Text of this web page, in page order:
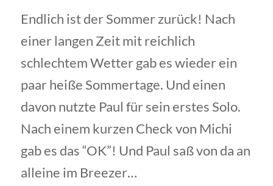
Endlich ist der Sommer zurück! Nach
einer langen Zeit mit reichlich
schlechtem Wetter gab es wieder ein
paar heiße Sommertage. Und einen
davon nutzte Paul für sein erstes Solo.
Nach einem kurzen Check von Michi
gab es das “OK”! Und Paul saß von da an
alleine im Breezer…